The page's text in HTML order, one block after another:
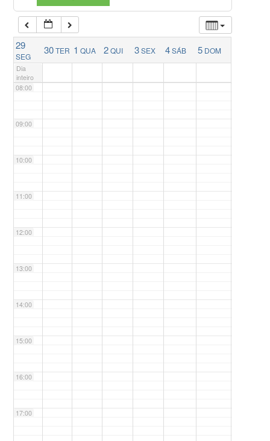
29
SEG
30TER 1 QUA 2QUI 3SEX 4SÁB 5 DOM
Dia
inteiro
06:00
07:00
08:00
09:00
10:00
11:00
12:00
13:00
14:00
15:00
16:00
17:00